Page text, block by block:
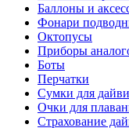
Баллоны и
Фонари
Октопусы
Приборы
Боты
Перчатки
Сумки для
Очки для
Страхование